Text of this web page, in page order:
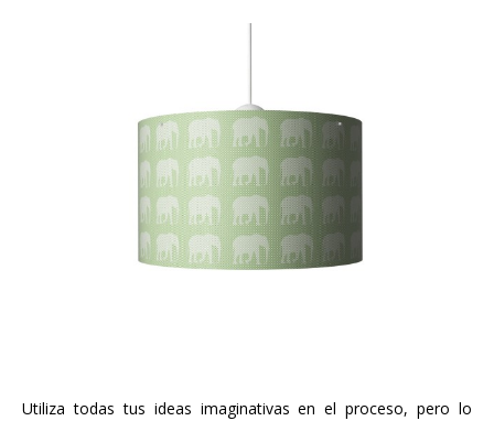
Utiliza todas tus ideas imaginativas en el proceso, pero lo